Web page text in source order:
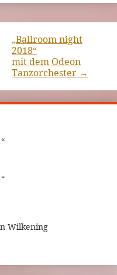
„Ballroom night
2018“
mit dem Odeon
Tanzorchester →
Wilkening